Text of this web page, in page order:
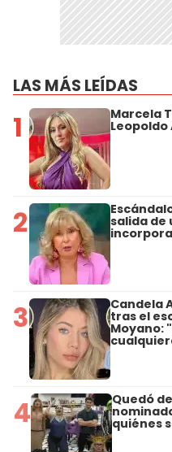
LAS MÁS LEÍDAS
1 Marcela
2 salida de
3 Candela
tras el
Moyano:
4 Quedó
quiénes